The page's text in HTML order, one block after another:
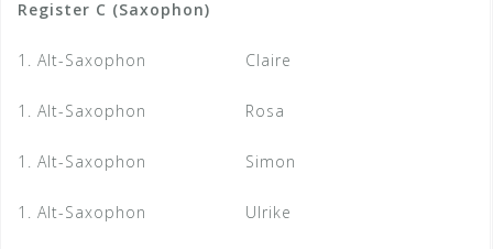
Register C (Saxophon)
1. Alt-Saxophon
1. Alt-Saxophon
1. Alt-Saxophon
1. Alt-Saxophon
Claire
Rosa
Simon
Ulrike